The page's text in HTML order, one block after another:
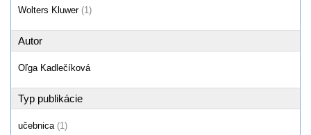
Wolters Kluwer (1)
Autor
Oľga Kadlečíková
Typ publikácie
učebnica (1)